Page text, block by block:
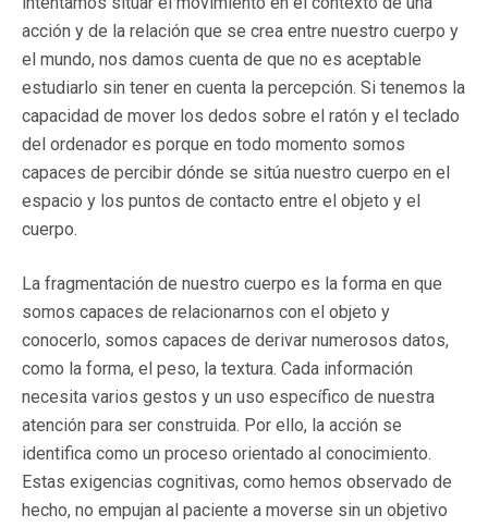
acción y de la relación que se crea entre nuestro cuerpo y
el mundo, nos damos cuenta de que no es aceptable
estudiarlo sin tener en cuenta la percepción. Si tenemos la
capacidad de mover los dedos sobre el ratón y el teclado
del ordenador es porque en todo momento somos
capaces de percibir dónde se sitúa nuestro cuerpo en el
espacio y los puntos de contacto entre el objeto y el
cuerpo.
La fragmentación de nuestro cuerpo es la forma en que
somos capaces de relacionarnos con el objeto y
conocerlo, somos capaces de derivar numerosos datos,
como la forma, el peso, la textura. Cada información
necesita varios gestos y un uso específico de nuestra
atención para ser construida. Por ello, la acción se
identifica como un proceso orientado al conocimiento.
Estas exigencias cognitivas, como hemos observado de
hecho, no empujan al paciente a moverse sin un objetivo